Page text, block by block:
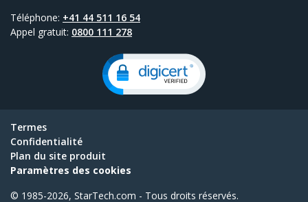
Téléphone: +41 44 511 16 54
Appel gratuit: 0800 111 278
Termes
Confidentialité
Plan du site produit
Paramètres des cookies
© 1985-2026, StarTech.com - Tous droits réservés.